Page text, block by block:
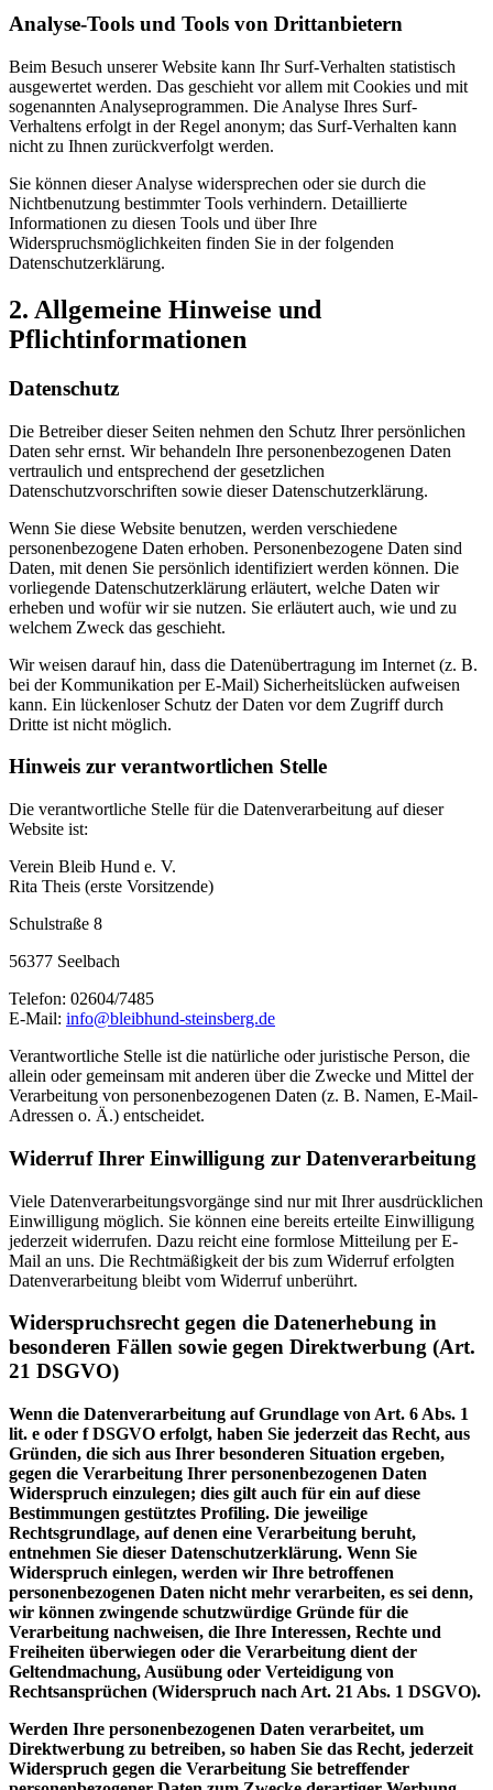
Analyse-Tools und Tools von Drittanbietern
Beim Besuch unserer Website kann Ihr Surf-Verhalten statistisch
ausgewertet werden. Das geschieht vor allem mit Cookies und mit
sogenannten Analyseprogrammen. Die Analyse Ihres Surf-
Verhaltens erfolgt in der Regel anonym; das Surf-Verhalten kann
nicht zu Ihnen zurückverfolgt werden.
Sie können dieser Analyse widersprechen oder sie durch die
Nichtbenutzung bestimmter Tools verhindern. Detaillierte
Informationen zu diesen Tools und über Ihre
Widerspruchsmöglichkeiten finden Sie in der folgenden
Datenschutzerklärung.
2. Allgemeine Hinweise und
Pflichtinformationen
Datenschutz
Die Betreiber dieser Seiten nehmen den Schutz Ihrer persönlichen
Daten sehr ernst. Wir behandeln Ihre personenbezogenen Daten
vertraulich und entsprechend der gesetzlichen
Datenschutzvorschriften sowie dieser Datenschutzerklärung.
Wenn Sie diese Website benutzen, werden verschiedene
personenbezogene Daten erhoben. Personenbezogene Daten sind
Daten, mit denen Sie persönlich identifiziert werden können. Die
vorliegende Datenschutzerklärung erläutert, welche Daten wir
erheben und wofür wir sie nutzen. Sie erläutert auch, wie und zu
welchem Zweck das geschieht.
Wir weisen darauf hin, dass die Datenübertragung im Internet (z. B.
bei der Kommunikation per E-Mail) Sicherheitslücken aufweisen
kann. Ein lückenloser Schutz der Daten vor dem Zugriff durch
Dritte ist nicht möglich.
Hinweis zur verantwortlichen Stelle
Die verantwortliche Stelle für die Datenverarbeitung auf dieser
Website ist:
Verein Bleib Hund e. V.
Rita Theis (erste Vorsitzende)
Schulstraße 8
56377 Seelbach
Telefon: 02604/7485
E-Mail: info@bleibhund-steinsberg.de
Verantwortliche Stelle ist die natürliche oder juristische Person, die
allein oder gemeinsam mit anderen über die Zwecke und Mittel der
Verarbeitung von personenbezogenen Daten (z. B. Namen, E-Mail-
Adressen o. Ä.) entscheidet.
Widerruf Ihrer Einwilligung zur Datenverarbeitung
Viele Datenverarbeitungsvorgänge sind nur mit Ihrer ausdrücklichen
Einwilligung möglich. Sie können eine bereits erteilte Einwilligung
jederzeit widerrufen. Dazu reicht eine formlose Mitteilung per E-
Mail an uns. Die Rechtmäßigkeit der bis zum Widerruf erfolgten
Datenverarbeitung bleibt vom Widerruf unberührt.
Widerspruchsrecht gegen die Datenerhebung in
besonderen Fällen sowie gegen Direktwerbung (Art.
21 DSGVO)
Wenn die Datenverarbeitung auf Grundlage von Art. 6 Abs. 1
lit. e oder f DSGVO erfolgt, haben Sie jederzeit das Recht, aus
Gründen, die sich aus Ihrer besonderen Situation ergeben,
gegen die Verarbeitung Ihrer personenbezogenen Daten
Widerspruch einzulegen; dies gilt auch für ein auf diese
Bestimmungen gestütztes Profiling. Die jeweilige
Rechtsgrundlage, auf denen eine Verarbeitung beruht,
entnehmen Sie dieser Datenschutzerklärung. Wenn Sie
Widerspruch einlegen, werden wir Ihre betroffenen
personenbezogenen Daten nicht mehr verarbeiten, es sei denn,
wir können zwingende schutzwürdige Gründe für die
Verarbeitung nachweisen, die Ihre Interessen, Rechte und
Freiheiten überwiegen oder die Verarbeitung dient der
Geltendmachung, Ausübung oder Verteidigung von
Rechtsansprüchen (Widerspruch nach Art. 21 Abs. 1 DSGVO).
Werden Ihre personenbezogenen Daten verarbeitet, um
Direktwerbung zu betreiben, so haben Sie das Recht, jederzeit
Widerspruch gegen die Verarbeitung Sie betreffender